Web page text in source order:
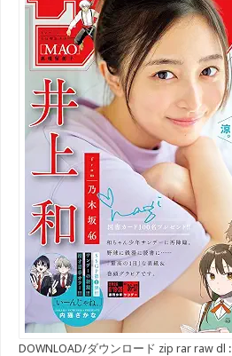
DOWNLOAD/ダウンロード zip rar raw dl :